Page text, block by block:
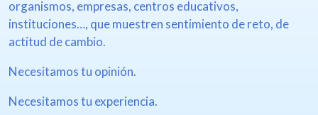
organismos, empresas, centros educativos,
instituciones…, que muestren sentimiento de reto, de
actitud de cambio.
Necesitamos tu opinión.
Necesitamos tu experiencia.